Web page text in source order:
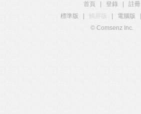
首頁 登錄
註冊
標準版
觸屏版 電腦版
© Comsenz Inc.